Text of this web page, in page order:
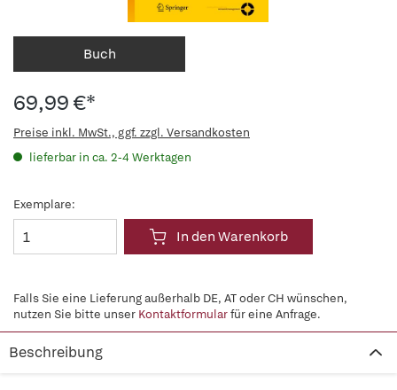
Buch
69,99 €*
Preise inkl. MwSt., ggf. zzgl. Versandkosten
lieferbar in ca. 2-4 Werktagen
Exemplare:
In den Warenkorb
Falls Sie eine Lieferung außerhalb DE, AT oder CH wünschen,
nutzen Sie bitte unser Kontaktformularfür eine Anfrage.
Beschreibung